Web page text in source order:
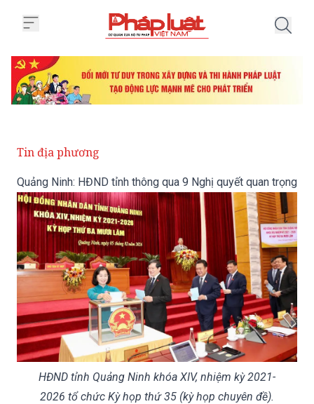
Tin địa phương
Quảng Ninh: HĐND tỉnh thông qua 9 Nghị quyết quan trọng
HĐND tỉnh Quảng Ninh khóa XIV, nhiệm kỳ 2021-
2026 tổ chức Kỳ họp thứ 35 (kỳ họp chuyên đề).